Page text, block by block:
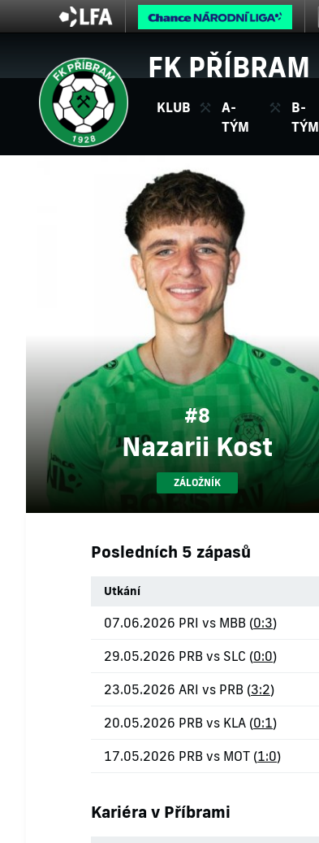
FK PŘÍBRAM
KLUB
A-
TÝM
B-
TÝM
#8
Nazarii Kost
ZÁLOŽNÍK
Posledních 5 zápasů
Utkání
07.06.2026 PRI vs MBB (0:3)
29.05.2026 PRB vs SLC (0:0)
23.05.2026 ARI vs PRB (3:2)
20.05.2026 PRB vs KLA (0:1)
17.05.2026 PRB vs MOT (1:0)
Kariéra v Příbrami